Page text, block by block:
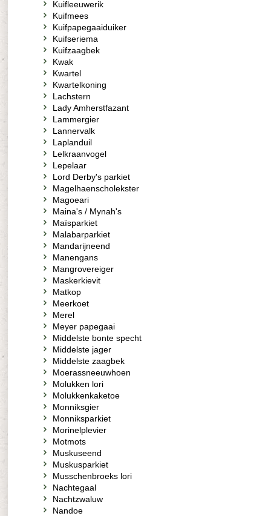
Kuifleeuwerik
Kuifmees
Kuifpapegaaiduiker
Kuifseriema
Kuifzaagbek
Kwak
Kwartel
Kwartelkoning
Lachstern
Lady Amherstfazant
Lammergier
Lannervalk
Laplanduil
Lelkraanvogel
Lepelaar
Lord Derby's parkiet
Magelhaenscholekster
Magoeari
Maina's / Mynah's
Maïsparkiet
Malabarparkiet
Mandarijneend
Manengans
Mangrovereiger
Maskerkievit
Matkop
Meerkoet
Merel
Meyer papegaai
Middelste bonte specht
Middelste jager
Middelste zaagbek
Moerassneeuwhoen
Molukken lori
Molukkenkaketoe
Monniksgier
Monniksparkiet
Morinelplevier
Motmots
Muskuseend
Muskusparkiet
Musschenbroeks lori
Nachtegaal
Nachtzwaluw
Nandoe